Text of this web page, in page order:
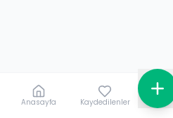
Anasayfa Kaydedilenler